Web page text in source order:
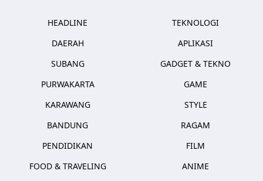
HEADLINE
DAERAH
SUBANG
PURWAKARTA
KARAWANG
BANDUNG
PENDIDIKAN
FOOD & TRAVELING
TEKNOLOGI
APLIKASI
GADGET & TEKNO
GAME
STYLE
RAGAM
FILM
ANIME